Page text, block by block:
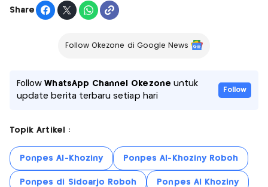
Share
Follow Okezone di Google News
FollowWhatsApp Channel Okezone untuk
update berita terbaru setiap hari
Follow
Topik Artikel :
Ponpes Al-Khoziny Ponpes Al-Khoziny Roboh
Ponpes di Sidoarjo Roboh Ponpes Al Khoziny